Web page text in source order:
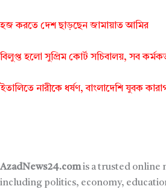
হজ করতে দেশ ছাড়ছেন জামায়াত আমির
বিলুপ্ত হলো সুপ্রিম কোর্ট সচিবালয়, সব
ইতালিতে নারীকে ধর্ষণ, বাংলাদেশি যুবক
AzadNews24.comis a trusted online
including politics, economy,